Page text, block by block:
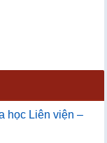
học Liên viện –